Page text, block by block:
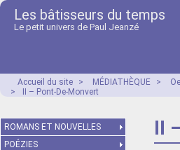
Les bâtisseurs du temps
Le petit univers de Paul Jeanzé
Accueil du site > MÉDIATHÈQUE >
>
II – Pont-De-Monvert
II
ROMANS ET NOUVELLES
POÉZIES